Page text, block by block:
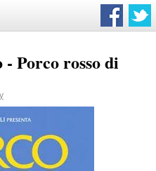
Porco rosso di